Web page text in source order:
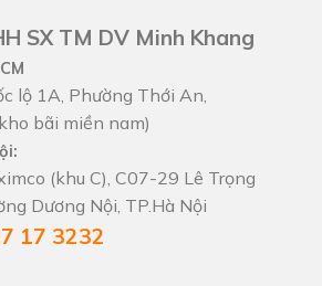
SX TM DV Minh Khang
lộ 1A, Phường Thới An,
bãi miền nam)
(khu C), C07-29 Lê Trọng
Dương Nội, TP.Hà Nội
17 3232